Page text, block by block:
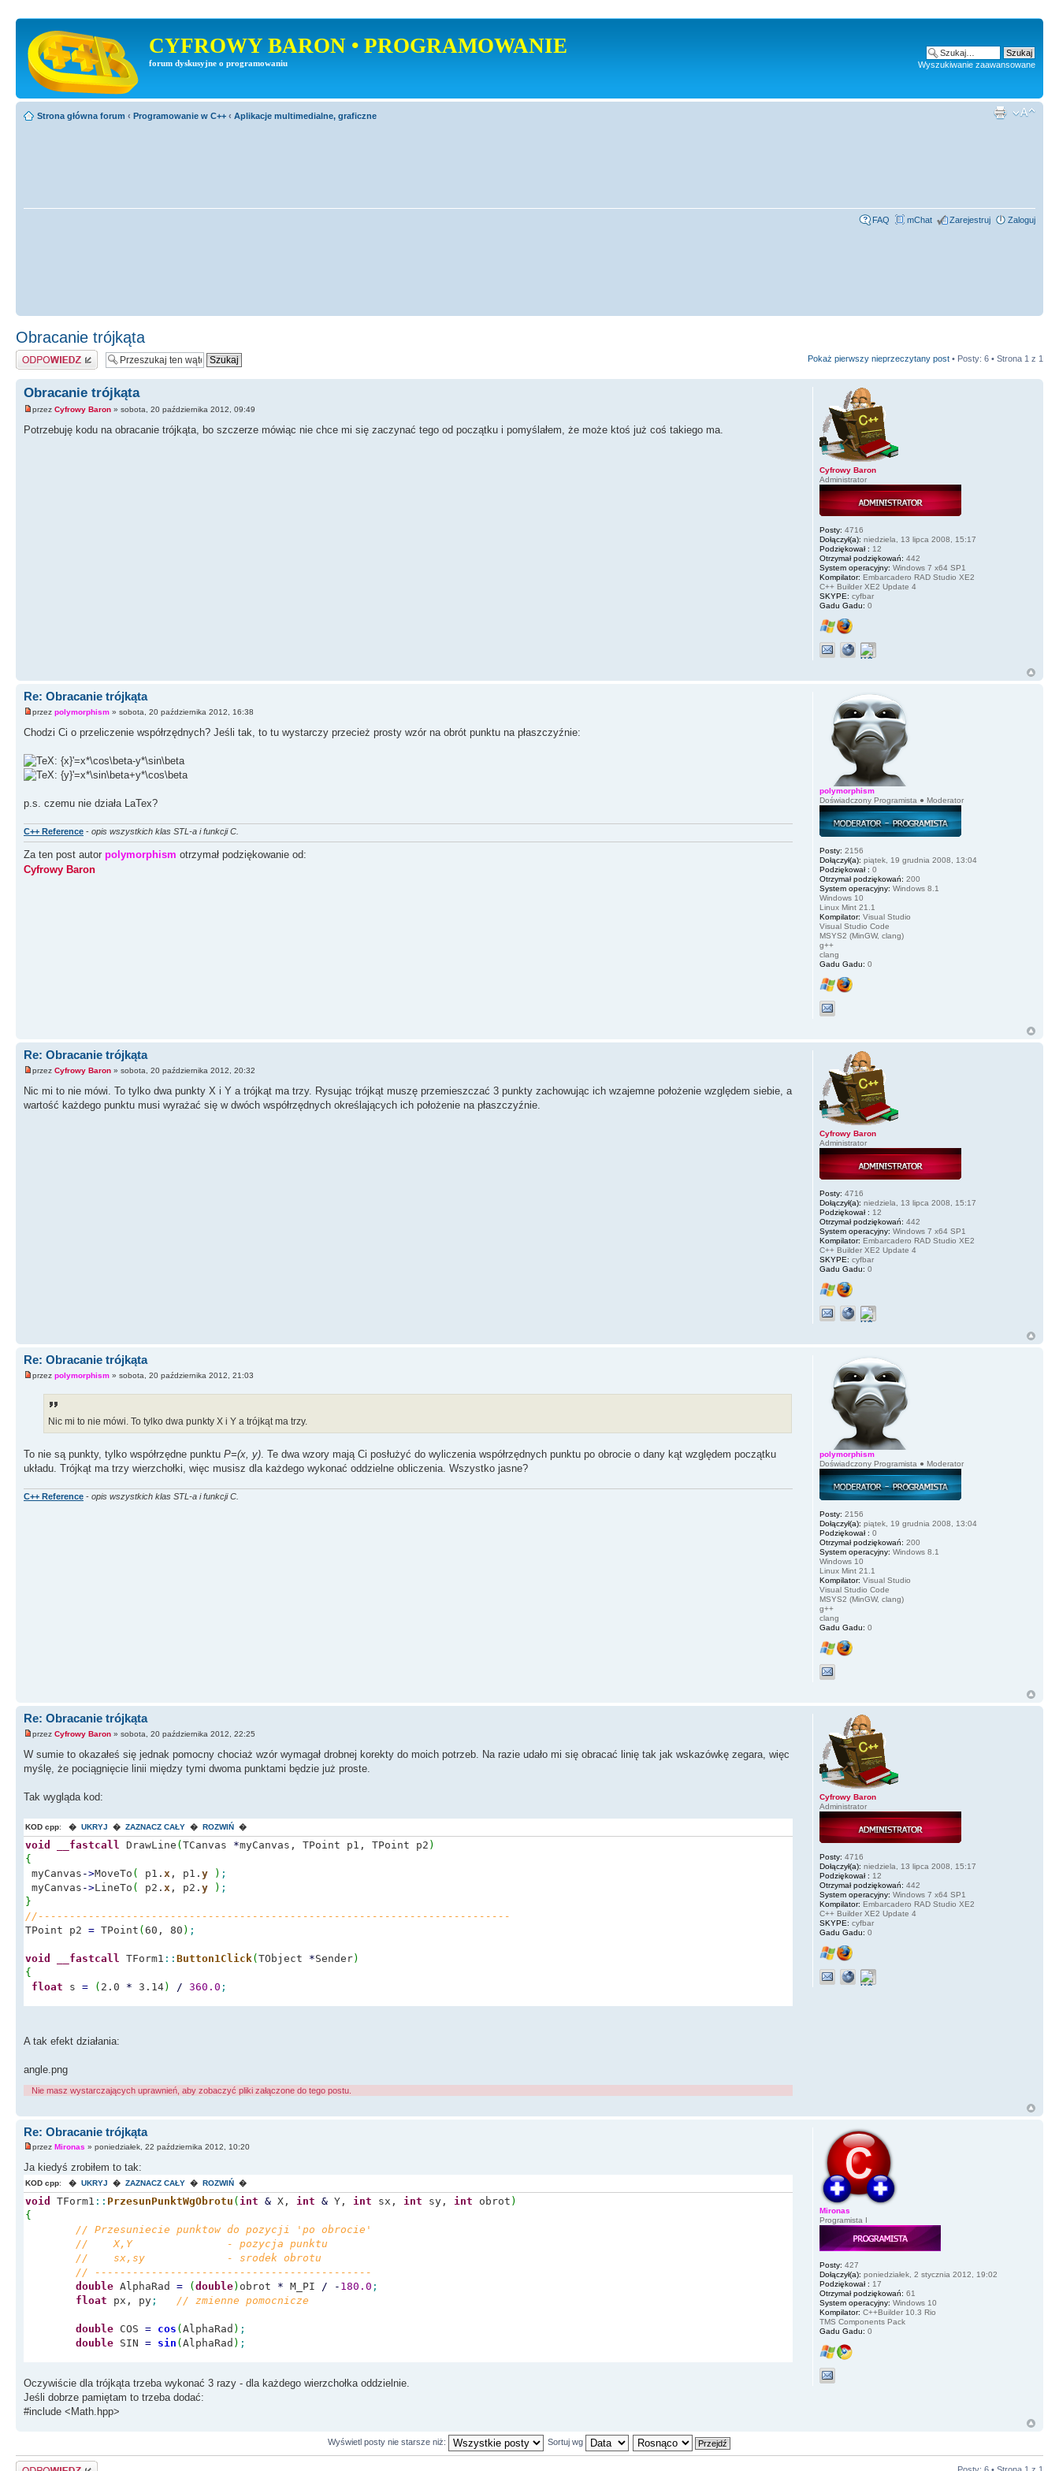
CYFROWY BARON • PROGRAMOWANIE
forum dyskusyjne o programowaniu Wyszukiwanie zaawansowane
Strona główna forum ‹ Programowanie w C++ ‹ Aplikacje multimedialne, graficzne
FAQ mChat Zarejestruj Zaloguj
Obracanie trójkąta
Odpowiedz Pokaż pierwszy nieprzeczytany post • Posty: 6 • Strona 1 z 1
Obracanie trójkąta
przez Cyfrowy Baron » sobota, 20 października 2012, 09:49
Potrzebuję kodu na obracanie trójkąta, bo szczerze mówiąc nie chce mi się zaczynać tego od początku i pomyślałem, że może ktoś już coś takiego ma.
Cyfrowy Baron
Administrator
Posty: 4716
Dołączył(a): niedziela, 13 lipca 2008, 15:17
Podziękował : 12
Otrzymał podziękowań: 442
System operacyjny: Windows 7 x64 SP1
Kompilator: Embarcadero RAD Studio XE2
C++ Builder XE2 Update 4
SKYPE: cyfbar
Gadu Gadu: 0
Re: Obracanie trójkąta
przez polymorphism » sobota, 20 października 2012, 16:38
Chodzi Ci o przeliczenie współrzędnych? Jeśli tak, to tu wystarczy przecież prosty wzór na obrót punktu na płaszczyźnie:
p.s. czemu nie działa LaTex?
C++ Reference - opis wszystkich klas STL-a i funkcji C.
Za ten post autor polymorphism otrzymał podziękowanie od:
Cyfrowy Baron
polymorphism
Doświadczony Programista ● Moderator
Posty: 2156
Dołączył(a): piątek, 19 grudnia 2008, 13:04
Podziękował : 0
Otrzymał podziękowań: 200
System operacyjny: Windows 8.1
Windows 10
Linux Mint 21.1
Kompilator: Visual Studio
Visual Studio Code
MSYS2 (MinGW, clang)
g++
clang
Gadu Gadu: 0
Re: Obracanie trójkąta
przez Cyfrowy Baron » sobota, 20 października 2012, 20:32
Nic mi to nie mówi. To tylko dwa punkty X i Y a trójkąt ma trzy. Rysując trójkąt muszę przemieszczać 3 punkty zachowując ich wzajemne położenie względem siebie, a
wartość każdego punktu musi wyrażać się w dwóch współrzędnych określających ich położenie na płaszczyźnie.
Cyfrowy Baron
Administrator
Posty: 4716
Dołączył(a): niedziela, 13 lipca 2008, 15:17
Podziękował : 12
Otrzymał podziękowań: 442
System operacyjny: Windows 7 x64 SP1
Kompilator: Embarcadero RAD Studio XE2
C++ Builder XE2 Update 4
SKYPE: cyfbar
Gadu Gadu: 0
Re: Obracanie trójkąta
przez polymorphism » sobota, 20 października 2012, 21:03
Nic mi to nie mówi. To tylko dwa punkty X i Y a trójkąt ma trzy.
To nie są punkty, tylko współrzędne punktu P=(x, y) . Te dwa wzory mają Ci posłużyć do wyliczenia współrzędnych punktu po obrocie o dany kąt względem początku
układu. Trójkąt ma trzy wierzchołki, więc musisz dla każdego wykonać oddzielne obliczenia. Wszystko jasne?
C++ Reference - opis wszystkich klas STL-a i funkcji C.
polymorphism
Doświadczony Programista ● Moderator
Posty: 2156
Dołączył(a): piątek, 19 grudnia 2008, 13:04
Podziękował : 0
Otrzymał podziękowań: 200
System operacyjny: Windows 8.1
Windows 10
Linux Mint 21.1
Kompilator: Visual Studio
Visual Studio Code
MSYS2 (MinGW, clang)
g++
clang
Gadu Gadu: 0
Re: Obracanie trójkąta
przez Cyfrowy Baron » sobota, 20 października 2012, 22:25
W sumie to okazałeś się jednak pomocny chociaż wzór wymagał drobnej korekty do moich potrzeb. Na razie udało mi się obracać linię tak jak wskazówkę zegara, więc
myślę, że pociągnięcie linii między tymi dwoma punktami będzie już proste.
Tak wygląda kod:
KOD cpp: � UKRYJ � ZAZNACZ CAŁY � ROZWIŃ �
void __fastcall DrawLine (TCanvas *myCanvas, TPoint p1, TPoint p2 )
{
myCanvas ->MoveTo ( p1. x , p1. y ) ;
myCanvas ->LineTo ( p2. x , p2. y ) ;
}
//---------------------------------------------------------------------------
TPoint p2 = TPoint (60, 80 ) ;
void __fastcall TForm1 :: Button1Click(TObject *Sender)
{
float s = ( 2.0 * 3.14) / 360.0 ;
inty
DrawLine(Image1->Canvas, TPoint(x, y), TPoint(p1.x, p1.y) );
}
A tak efekt działania:
angle.png
Nie masz wystarczających uprawnień, aby zobaczyć pliki załączone do tego postu.
Cyfrowy Baron
Administrator
Posty: 4716
Dołączył(a): niedziela, 13 lipca 2008, 15:17
Podziękował : 12
Otrzymał podziękowań: 442
System operacyjny: Windows 7 x64 SP1
Kompilator: Embarcadero RAD Studio XE2
C++ Builder XE2 Update 4
SKYPE: cyfbar
Gadu Gadu: 0
Re: Obracanie trójkąta
przez Mironas » poniedziałek, 22 października 2012, 10:20
Ja kiedyś zrobiłem to tak:
KOD cpp: � UKRYJ � ZAZNACZ CAŁY � ROZWIŃ �
void TForm1 :: PrzesunPunktWgObrotu ( int & X, int & Y, int sx, int sy, int obrot )
{
// Przesuniecie punktow do pozycji 'po obrocie'
// X,Y - pozycja punktu
// sx,sy - srodek obrotu
// --------------------------------------------
double AlphaRad = ( double) obrot * M_PI / - 180.0 ;
float px, py ; // zmienne pomocnicze
double COS = cos ( AlphaRad ) ;
double SIN = sin ( AlphaRad ) ;
floatFY =Y;
// przesuniecie srodka obrotu do poczatku ukladu wsp czyli o wektor (-XS,-YS)
Oczywiście dla trójkąta trzeba wykonać 3 razy - dla każdego wierzchołka oddzielnie.
Jeśli dobrze pamiętam to trzeba dodać:
#include <Math.hpp>
Mironas
Programista I
Posty: 427
Dołączył(a): poniedziałek, 2 stycznia 2012, 19:02
Podziękował : 17
Otrzymał podziękowań: 61
System operacyjny: Windows 10
Kompilator: C++Builder 10.3 Rio
TMS Components Pack
Gadu Gadu: 0
Wyświetl posty nie starsze niż: Sortuj wg
Odpowiedz